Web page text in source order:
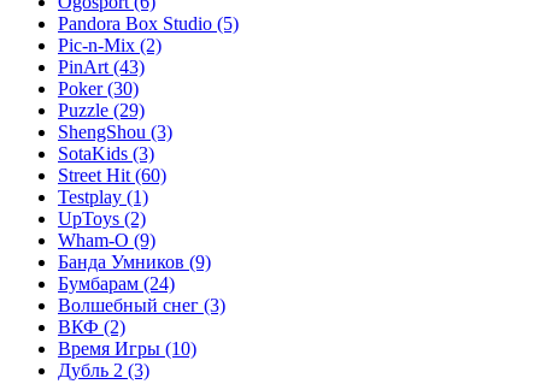
Pandora Box Studio (5)
Pic-n-Mix (2)
PinArt (43)
Poker(30)
Puzzle (29)
ShengShou (3)
SotaKids (3)
Street Hit (60)
Testplay (1)
UpToys (2)
Wham-O (9)
Банда Умников (9)
Бумбарам (24)
Волшебный снег (3)
ВКФ (2)
Время Игры (10)
Дубль 2 (3)